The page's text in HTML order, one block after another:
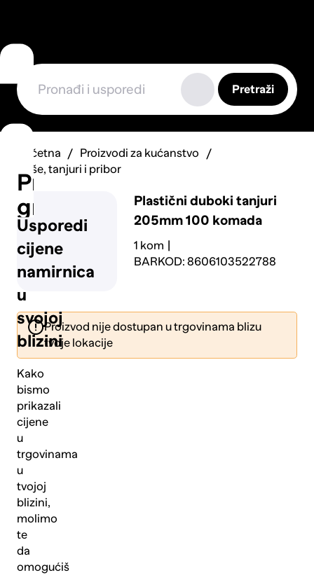
Usporedi
cijene
namirnica
u
svojoj
blizini
Kako
bismo
prikazali
cijene
u
trgovinama
u
tvojoj
blizini,
molimo
te
da
omogućiš
Prijavi
grešku
Pošalji
Pretraži
Početna
Proizvodi za kućanstvo
Čaše, tanjuri i pribor
Plastični duboki tanjuri
205mm 100 komada
1 kom
BARKOD: 8606103522788
Proizvod nije dostupan u trgovinama blizu
tvoje lokacije